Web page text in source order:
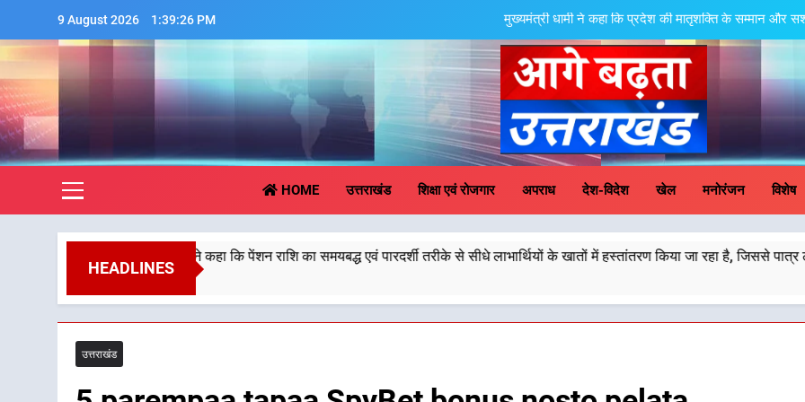
content
9 August 2026 1:39:27 PM मुख्यमंत्री धामी ने कहा कि प्रदेश की मातृशक्ति के सम्मान और
उत्तराखंड की नई पीढ़ी से सीधे संवाद का धामी
मुख्यमंत्री धामी ने कहा कि पेंशन राशि का समयबद्ध एवं पारदर्शी तरीके से सीधे
मुख्यमंत्री धामी के नेतृत्व में उत्तराखंड के पारंपरिक हस्तशिल्प और हथकरघा उत्पादों को
उत्तराखंड की नई पीढ़ी से सीधे संवाद का धामी
मुख्यमंत्री धामी ने कहा कि पेंशन राशि का समयबद्ध एवं पारदर्शी तरीके से सीधे
Aage Badhta
HOME उत्तराखंड शिक्षा एवं रोजगार अपराध देश-विदेश खेल मनोरंजन विशेष
HEADLINES
धामी ने कहा कि पेंशन राशि का समयबद्ध एवं पारदर्शी तरीके से सीधे लाभार्थियों के खातों में हस्तांतरण किया जा रहा है, जिससे पात्र लोगों को सरकारी
उत्तराखंड